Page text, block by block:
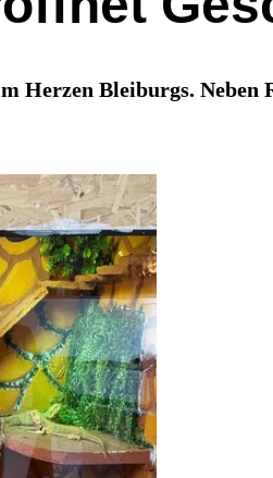
Herzen Bleiburgs.